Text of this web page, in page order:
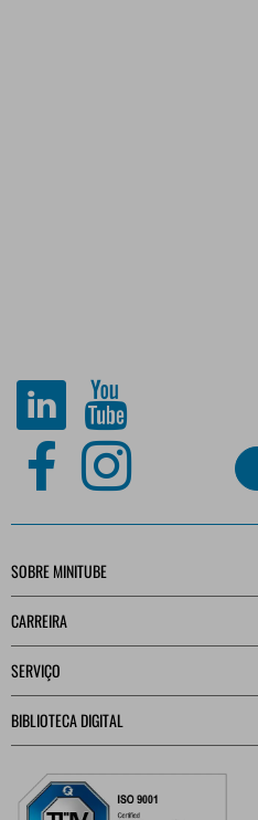
SOBRE MINITUBE
CARREIRA
SERVIÇO
BIBLIOTECA DIGITAL